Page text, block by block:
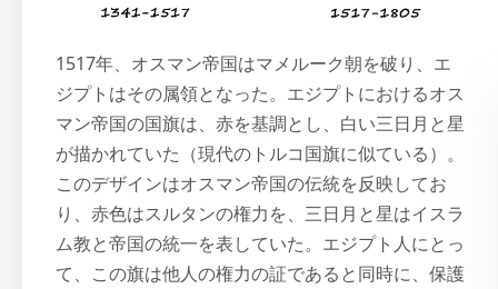
1517年、オスマン帝国はマメルーク朝を破り、エ
ジプトはその属領となった。エジプトにおけるオス
マン帝国の国旗は、赤を基調とし、白い三日月と星
が描かれていた（現代のトルコ国旗に似ている）。
このデザインはオスマン帝国の伝統を反映してお
り、赤色はスルタンの権力を、三日月と星はイスラ
ム教と帝国の統一を表していた。エジプト人にとっ
て、この旗は他人の権力の証であると同時に、保護